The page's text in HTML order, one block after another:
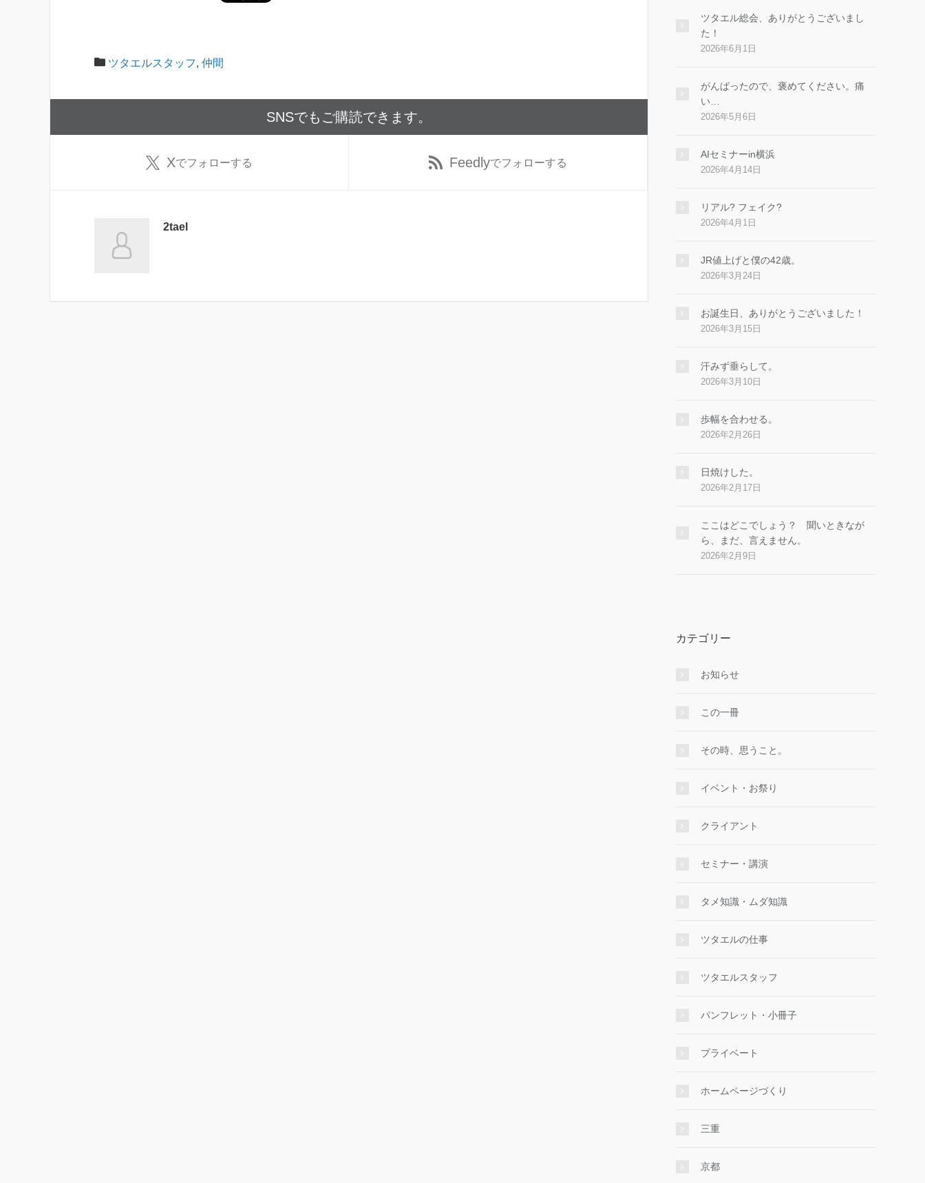
ツタエルスタッフ, 仲間
SNSでもご購読できます。
Xでフォローする Feedlyでフォローする
2tael
ツタエル総会、ありがとうございまし
た！
2026年6月1日
がんばったので、褒めてください。痛
い…
2026年5月6日
AIセミナーin横浜
2026年4月14日
リアル? フェイク?
2026年4月1日
JR値上げと僕の42歳。
2026年3月24日
お誕生日、ありがとうございました！
2026年3月15日
汗みず垂らして。
2026年3月10日
歩幅を合わせる。
2026年2月26日
日焼けした。
2026年2月17日
ここはどこでしょう？ 聞いときなが
ら、まだ、言えません。
2026年2月9日
カテゴリー
お知らせ
この一冊
その時、思うこと。
イベント・お祭り
クライアント
セミナー・講演
タメ知識・ムダ知識
ツタエルの仕事
ツタエルスタッフ
パンフレット・小冊子
プライベート
ホームページづくり
三重
京都